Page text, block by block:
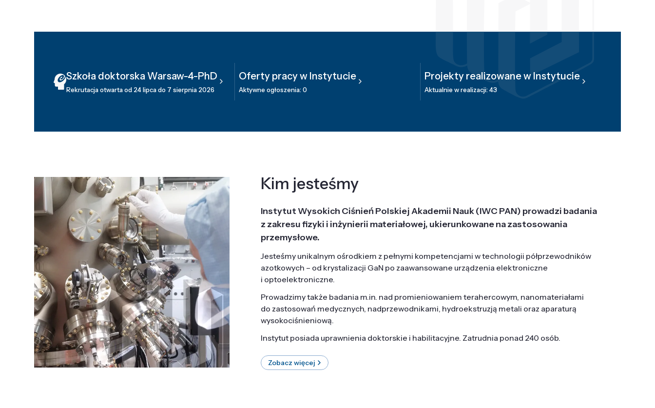
Szkoła doktorska Warsaw-4-PhD
Rekrutacja otwarta od 24 lipca do 7 sierpnia 2026
Oferty pracy w Instytucie
Aktywne ogłoszenia: 0
Projekty realizowane w Instytucie
Aktualnie w realizacji: 43
Kim jesteśmy
Instytut Wysokich Ciśnień Polskiej Akademii Nauk (IWC PAN) prowadzi badania
z zakresu fizyki i inżynierii materiałowej, ukierunkowane na zastosowania
przemysłowe.
Jesteśmy unikalnym ośrodkiem z pełnymi kompetencjami w technologii półprzewodników
azotkowych – od krystalizacji GaN po zaawansowane urządzenia elektroniczne
i optoelektroniczne.
Prowadzimy także badania m.in. nad promieniowaniem terahercowym, nanomateriałami
do zastosowań medycznych, nadprzewodnikami, hydroekstruzją metali oraz aparaturą
wysokociśnieniową.
Instytut posiada uprawnienia doktorskie i habilitacyjne. Zatrudnia ponad 240 osób.
Zobacz więcej